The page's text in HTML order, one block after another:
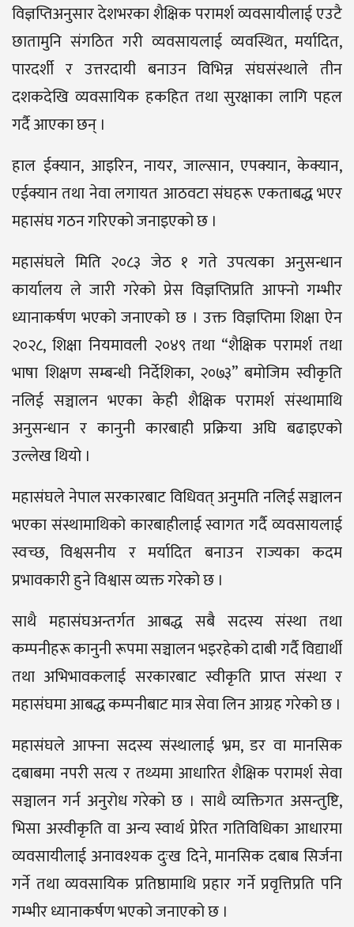
विज्ञप्तिअनुसार देशभरका शैक्षिक परामर्श व्यवसायीलाई एउटै
छातामुनि संगठित गरी व्यवसायलाई व्यवस्थित, मर्यादित,
पारदर्शी र उत्तरदायी बनाउन विभिन्न संघसंस्थाले तीन
दशकदेखि व्यवसायिक हकहित तथा सुरक्षाका लागि पहल
गर्दै आएका छन् ।
हाल ईक्यान, आइरिन, नायर, जाल्सान, एपक्यान, केक्यान,
एईक्यान तथा नेवा लगायत आठवटा संघहरू एकताबद्ध भएर
महासंघ गठन गरिएको जनाइएको छ ।
महासंघले मिति २०८३ जेठ १ गते उपत्यका अनुसन्धान
कार्यालय ले जारी गरेको प्रेस विज्ञप्तिप्रति आफ्नो गम्भीर
ध्यानाकर्षण भएको जनाएको छ । उक्त विज्ञप्तिमा शिक्षा ऐन
२०२८, शिक्षा नियमावली २०४९ तथा “शैक्षिक परामर्श तथा
भाषा शिक्षण सम्बन्धी निर्देशिका, २०७३” बमोजिम स्वीकृति
नलिई सञ्चालन भएका केही शैक्षिक परामर्श संस्थामाथि
अनुसन्धान र कानुनी कारबाही प्रक्रिया अघि बढाइएको
उल्लेख थियो ।
महासंघले नेपाल सरकारबाट विधिवत् अनुमति नलिई सञ्चालन
भएका संस्थामाथिको कारबाहीलाई स्वागत गर्दै व्यवसायलाई
स्वच्छ, विश्वसनीय र मर्यादित बनाउन राज्यका कदम
प्रभावकारी हुने विश्वास व्यक्त गरेको छ ।
साथै महासंघअन्तर्गत आबद्ध सबै सदस्य संस्था तथा
कम्पनीहरू कानुनी रूपमा सञ्चालन भइरहेको दाबी गर्दै विद्यार्थी
तथा अभिभावकलाई सरकारबाट स्वीकृति प्राप्त संस्था र
महासंघमा आबद्ध कम्पनीबाट मात्र सेवा लिन आग्रह गरेको छ ।
महासंघले आफ्ना सदस्य संस्थालाई भ्रम, डर वा मानसिक
दबाबमा नपरी सत्य र तथ्यमा आधारित शैक्षिक परामर्श सेवा
सञ्चालन गर्न अनुरोध गरेको छ । साथै व्यक्तिगत असन्तुष्टि,
भिसा अस्वीकृति वा अन्य स्वार्थ प्रेरित गतिविधिका आधारमा
व्यवसायीलाई अनावश्यक दुःख दिने, मानसिक दबाब सिर्जना
गर्ने तथा व्यवसायिक प्रतिष्ठामाथि प्रहार गर्ने प्रवृत्तिप्रति पनि
गम्भीर ध्यानाकर्षण भएको जनाएको छ ।